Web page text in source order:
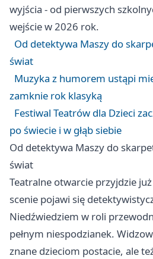
wyjścia - od pierwszych
wejście w 2026 rok.
Od detektywa Maszy do
świat
Muzyka z humorem ustąpi
zamknie rok klasyką
Festiwal Teatrów dla Dzieci
po świecie i w głąb siebie
Od detektywa Maszy do
świat
Teatralne otwarcie przyjdzie już
scenie pojawi się
Niedźwiedziem w roli
pełnym niespodzianek.
znane dzieciom postacie, ale